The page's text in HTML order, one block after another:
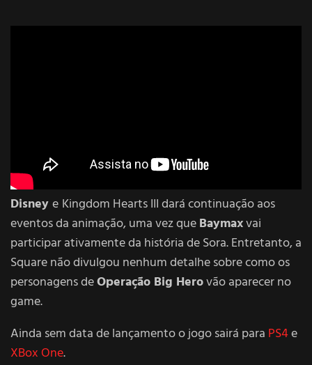
O trailer for revelado na D23, a maior conferência da
Disneye Kingdom Hearts III dará continuação aos
eventos da animação, uma vez queBaymaxvai
participar ativamente da história de Sora. Entretanto, a
Square não divulgou nenhum detalhe sobre como os
personagens deOperação Big Herovão aparecer no
game.
Ainda sem data de lançamento o jogo sairá para PS4e
XBox One.